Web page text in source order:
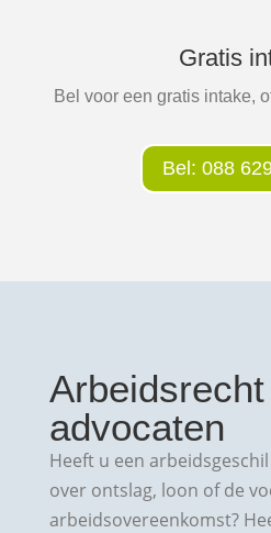
Gratis
Bel voor een gratis intake,
Bel: 088
Arbeidsrecht
advocaten
Heeft u een
over ontslag, loon of de
arbeidsovereenkomst?